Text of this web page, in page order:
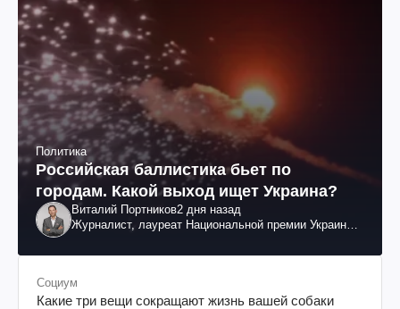
Политика
Российская баллистика бьет по
городам. Какой выход ищет Украина?
Виталий Портников2 дня назад
Журналист, лауреат Национальной премии Украины
Социум
Какие три вещи сокращают жизнь вашей собаки